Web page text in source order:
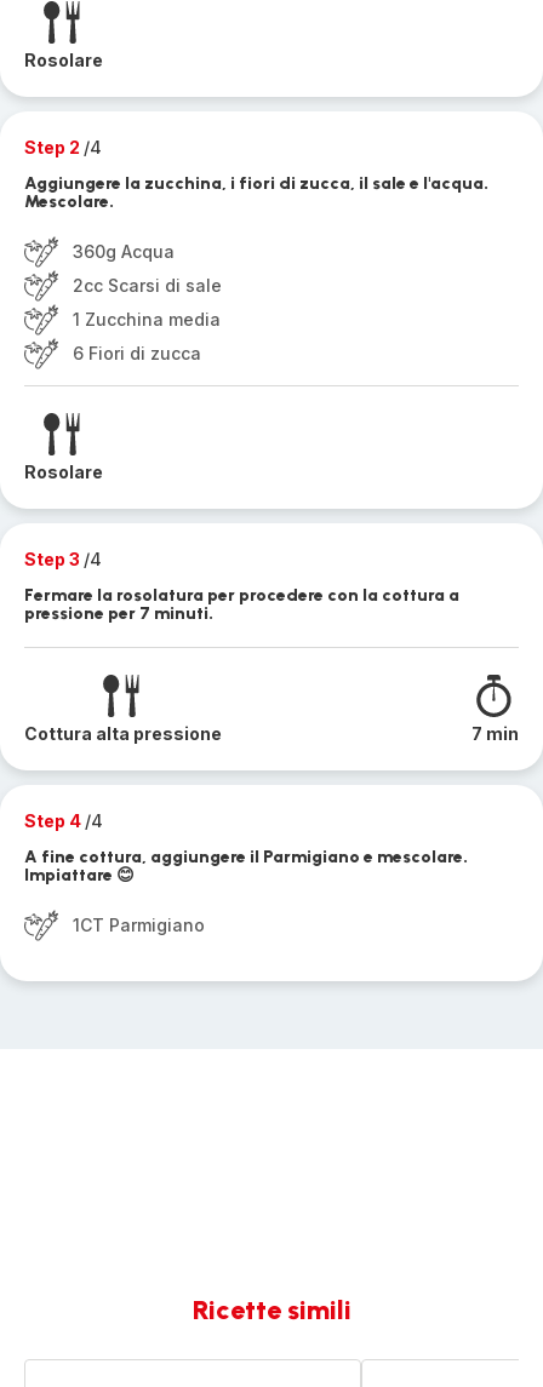
Rosolare
Step 2 /4
Aggiungere la zucchina, i fiori di zucca, il sale e l'acqua.
Mescolare.
360g Acqua
2cc Scarsi di sale
1 Zucchina media
6 Fiori di zucca
Rosolare
Step 3 /4
Fermare la rosolatura per procedere con la cottura a
pressione per 7 minuti.
Cottura alta pressione 7 min
Step 4 /4
A fine cottura, aggiungere il Parmigiano e mescolare.
Impiattare 😊
1CT Parmigiano
Ricette simili